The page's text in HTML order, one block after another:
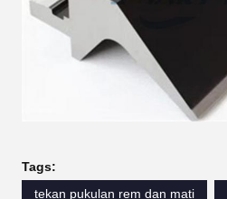
Tags:
tekan pukulan rem dan mati